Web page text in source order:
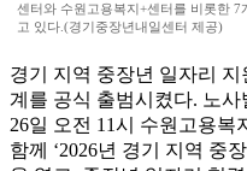
센터와 수원고용복지+센터를 비롯한
고 있다.(경기중장년내일센터 제공)
경기 지역 중장년 일자리
계를 공식 출범시켰다. 노
26일 오전 11시 수원고용
함께 ‘2026년 경기 지역 중